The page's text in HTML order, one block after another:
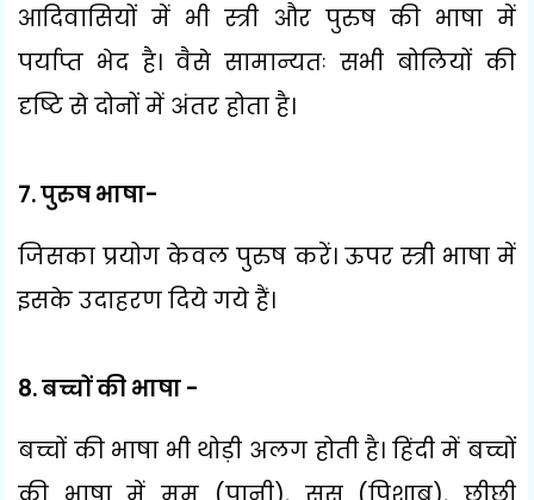
आदिवासियों में भी स्त्री और पुरुष की भाषा में
पर्याप्त भेद है। वैसे सामान्यतः सभी बोलियों की
दृष्टि से दोनों में अंतर होता है।
7.पुरुष भाषा-
जिसका प्रयोग केवल पुरुष करें। ऊपर स्त्री भाषा में
इसके उदाहरण दिये गये हैं।
8.बच्चों की भाषा -
बच्चों की भाषा भी थोड़ी अलग होती है। हिंदी में बच्चों